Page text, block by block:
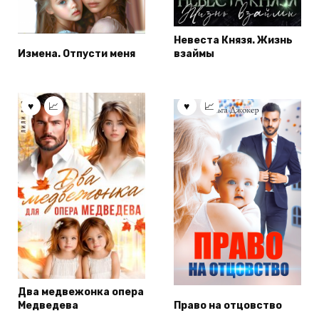
Измена. Отпусти меня
Невеста Князя. Жизнь
взаймы
Два медвежонка опера
Медведева
Право на отцовство